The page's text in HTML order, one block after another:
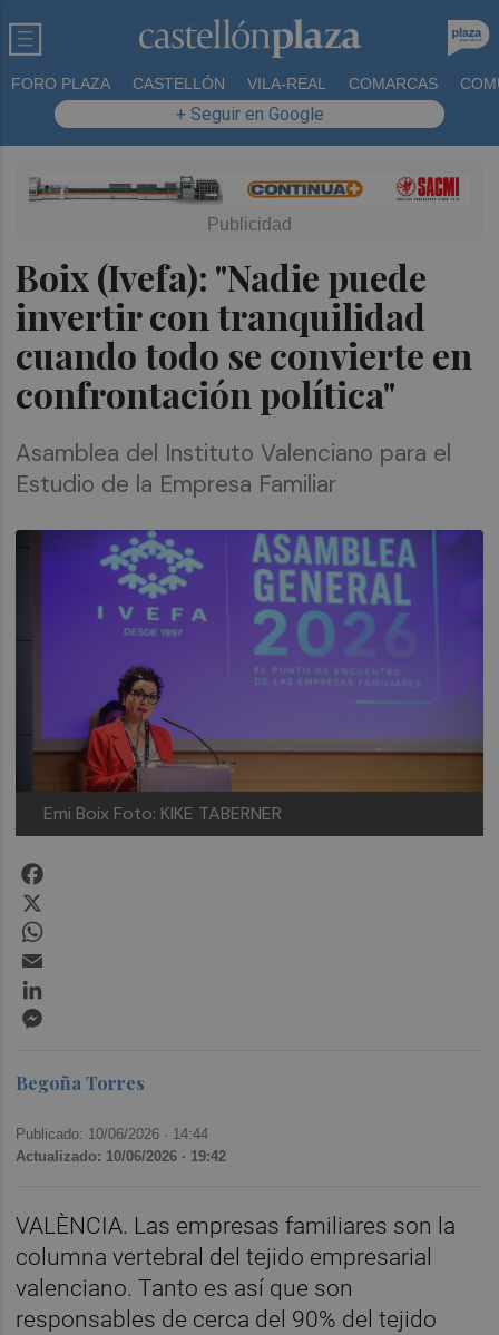
FORO PLAZA CASTELLÓN VILA-REAL COMARCAS
+ Seguir en Google
Boix (Ivefa): "Nadie puede
invertir con tranquilidad
cuando todo se convierte en
confrontación política"
Asamblea del Instituto Valenciano para el
Estudio de la Empresa Familiar
Emi Boix Foto: KIKE TABERNER
Begoña Torres
Publicado: 10/06/2026 · 14:44
Actualizado: 10/06/2026 · 19:42
VALÈNCIA. Las empresas familiares son la
columna vertebral del tejido empresarial
valenciano. Tanto es así que son
responsables de cerca del 90% del tejido